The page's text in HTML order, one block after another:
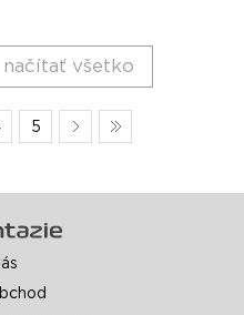
načítať všetko
5